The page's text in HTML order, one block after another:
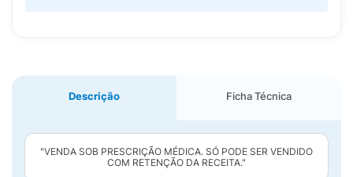
Descrição Ficha Técnica
"VENDA SOB PRESCRIÇÃO MÉDICA. SÓ PODE SER VENDIDO
COM RETENÇÃO DA RECEITA."